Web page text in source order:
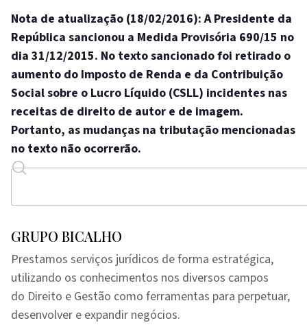
Nota de atualização (18/02/2016): A Presidente da
República sancionou a Medida Provisória 690/15 no
dia 31/12/2015. No texto sancionado foi retirado o
aumento do Imposto de Renda e da Contribuição
Social sobre o Lucro Lí­quido (CSLL) incidentes nas
receitas de direito de autor e de imagem.
Portanto, as mudanças na tributação mencionadas
no texto não ocorrerão.
GRUPO BICALHO
Prestamos serviços jurídicos de forma estratégica,
utilizando os conhecimentos nos diversos campos
do Direito e Gestão como ferramentas para perpetuar,
desenvolver e expandir negócios.